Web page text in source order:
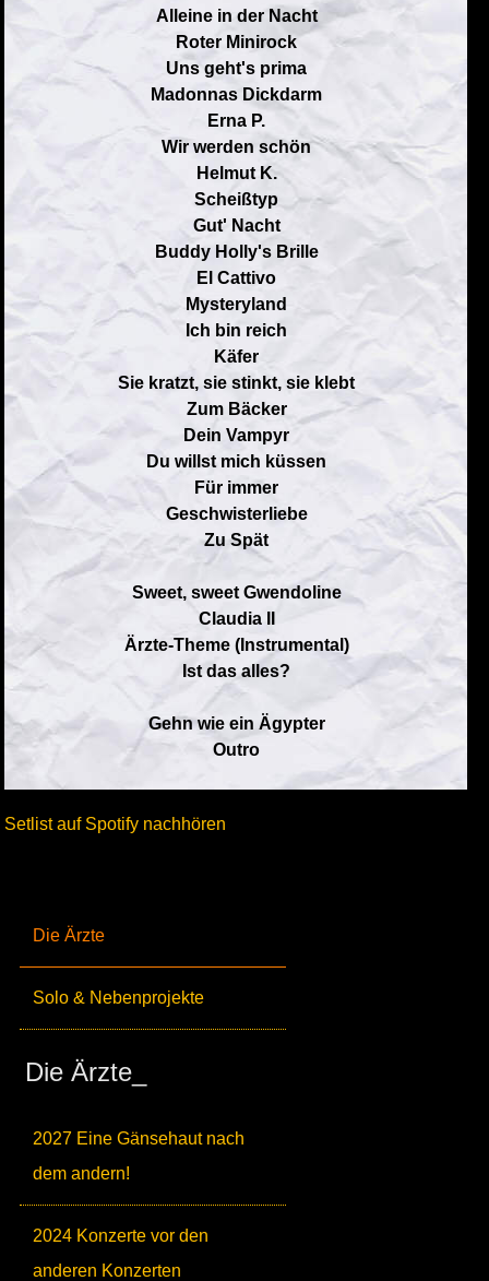
Die Ärzte
Solo & Nebenprojekte
Die Ärzte_
2027 Eine Gänsehaut nach
dem andern!
2024 Konzerte vor den
anderen Konzerten
Alleine in der Nacht
Roter Minirock
Uns geht's prima
Madonnas Dickdarm
Erna P.
Wir werden schön
Helmut K.
Scheißtyp
Gut' Nacht
Buddy Holly's Brille
El Cattivo
Mysteryland
Ich bin reich
Käfer
Sie kratzt, sie stinkt, sie klebt
Zum Bäcker
Dein Vampyr
Du willst mich küssen
Für immer
Geschwisterliebe
Zu Spät
Sweet, sweet Gwendoline
Claudia II
Ärzte-Theme (Instrumental)
Ist das alles?
Gehn wie ein Ägypter
Outro
Setlist auf Spotify nachhören